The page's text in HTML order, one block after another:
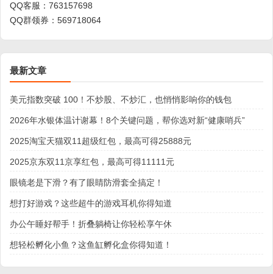
QQ客服： 763157698
QQ群领券： 569718064
最新文章
美元指数突破 100！不炒股、不炒汇，也悄悄影响你的钱包
2026年水银体温计谢幕！8个关键问题，帮你选对新“健康哨兵”
2025淘宝天猫双11超级红包，最高可得25888元
2025京东双11京享红包，最高可得11111元
眼镜老是下滑？有了眼睛防滑套全搞定！
想打好游戏？这些超牛的游戏耳机你得知道
办公午睡好帮手！折叠躺椅让你轻松享午休
想轻松孵化小鱼？这鱼缸孵化盒你得知道！